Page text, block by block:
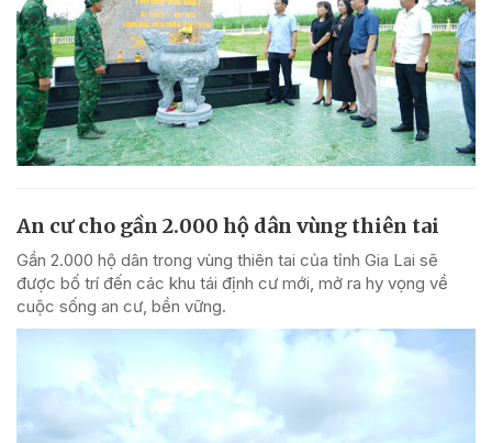
An cư cho gần 2.000 hộ dân vùng thiên tai
Gần 2.000 hộ dân trong vùng thiên tai của tỉnh Gia Lai sẽ
được bố trí đến các khu tái định cư mới, mở ra hy vọng về
cuộc sống an cư, bền vững.